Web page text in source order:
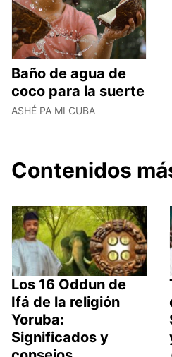
Baño de agua de
coco para la suerte
ASHÉ PA MI CUBA
Contenidos
Los 16 Oddun de
Ifá de la religión
Yoruba:
Significados y